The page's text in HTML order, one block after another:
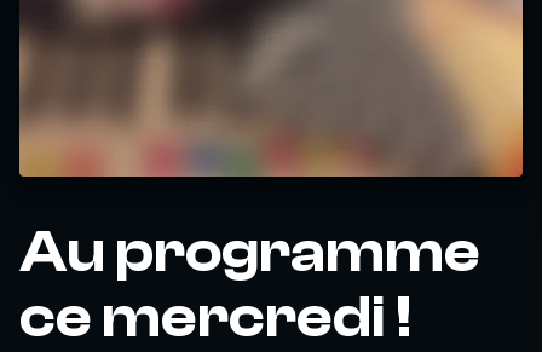
Au programme
ce mercredi !